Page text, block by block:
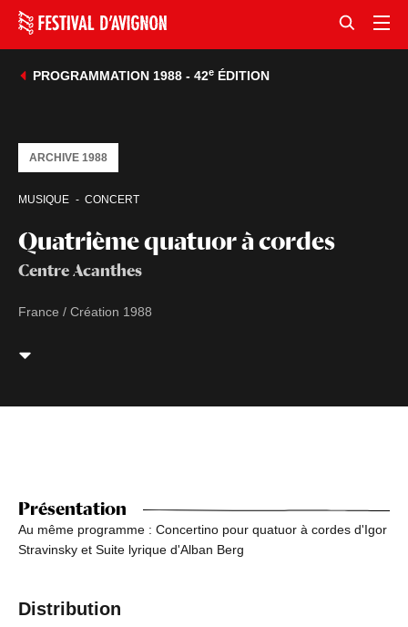
PROGRAMMATION 1988 - 42eÉDITION
Quatrième quatuor à cordes
Centre Acanthes
MUSIQUE CONCERT
ARCHIVE 1988
France / Création 1988
Présentation
Au même programme : Concertino pour quatuor à cordes d'Igor
Stravinsky et Suite lyrique d'Alban Berg
Distribution